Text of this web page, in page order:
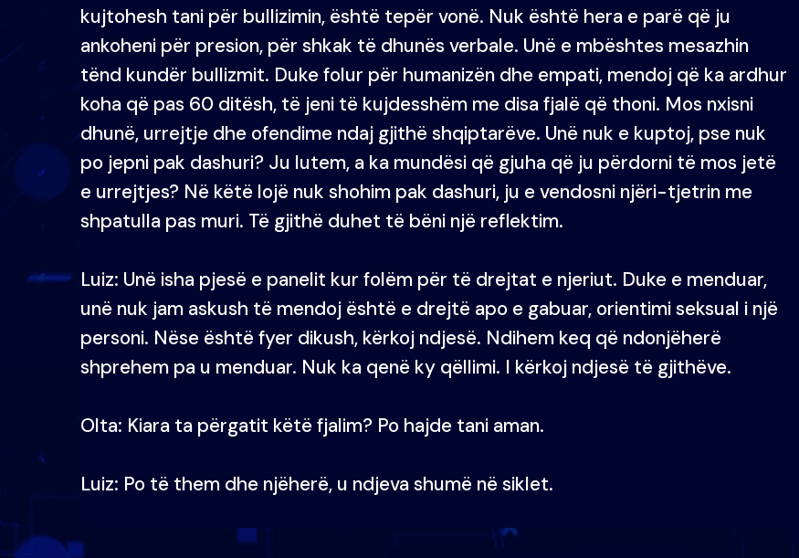
kujtohesh tani për bullizimin, është tepër vonë. Nuk është hera e parë që ju
ankoheni për presion, për shkak të dhunës verbale. Unë e mbështes mesazhin
tënd kundër bullizmit. Duke folur për humanizën dhe empati, mendoj që ka ardhur
koha që pas 60 ditësh, të jeni të kujdesshëm me disa fjalë që thoni. Mos nxisni
dhunë, urrejtje dhe ofendime ndaj gjithë shqiptarëve. Unë nuk e kuptoj, pse nuk
po jepni pak dashuri? Ju lutem, a ka mundësi që gjuha që ju përdorni të mos jetë
e urrejtjes? Në këtë lojë nuk shohim pak dashuri, ju e vendosni njëri-tjetrin me
shpatulla pas muri. Të gjithë duhet të bëni një reflektim.
Luiz: Unë isha pjesë e panelit kur folëm për të drejtat e njeriut. Duke e menduar,
unë nuk jam askush të mendoj është e drejtë apo e gabuar, orientimi seksual i një
personi. Nëse është fyer dikush, kërkoj ndjesë. Ndihem keq që ndonjëherë
shprehem pa u menduar. Nuk ka qenë ky qëllimi. I kërkoj ndjesë të gjithëve.
Olta: Kiara ta përgatit këtë fjalim? Po hajde tani aman.
Luiz: Po të them dhe njëherë, u ndjeva shumë në siklet.